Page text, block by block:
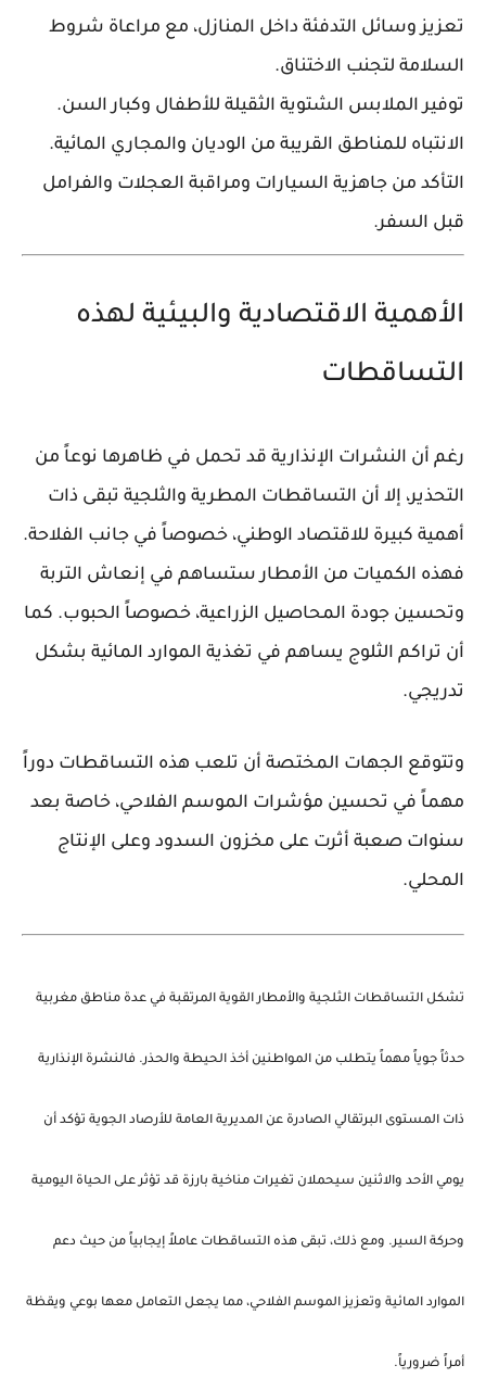
تعزيز وسائل التدفئة داخل المنازل، مع مراعاة شروط
السلامة لتجنب الاختناق.
توفير الملابس الشتوية الثقيلة للأطفال وكبار السن.
الانتباه للمناطق القريبة من الوديان والمجاري المائية.
التأكد من جاهزية السيارات ومراقبة العجلات والفرامل
قبل السفر.
الأهمية الاقتصادية والبيئية لهذه
التساقطات
رغم أن النشرات الإنذارية قد تحمل في ظاهرها نوعاً من
التحذير، إلا أن التساقطات المطرية والثلجية تبقى ذات
أهمية كبيرة للاقتصاد الوطني، خصوصاً في جانب الفلاحة.
فهذه الكميات من الأمطار ستساهم في إنعاش التربة
وتحسين جودة المحاصيل الزراعية، خصوصاً الحبوب. كما
أن تراكم الثلوج يساهم في تغذية الموارد المائية بشكل
تدريجي.
وتتوقع الجهات المختصة أن تلعب هذه التساقطات دوراً
مهماً في تحسين مؤشرات الموسم الفلاحي، خاصة بعد
سنوات صعبة أثرت على مخزون السدود وعلى الإنتاج
المحلي.
تشكل التساقطات الثلجية والأمطار القوية المرتقبة في عدة مناطق مغربية
حدثاً جوياً مهماً يتطلب من المواطنين أخذ الحيطة والحذر. فالنشرة الإنذارية
ذات المستوى البرتقالي الصادرة عن المديرية العامة للأرصاد الجوية تؤكد أن
يومي الأحد والاثنين سيحملان تغيرات مناخية بارزة قد تؤثر على الحياة اليومية
وحركة السير. ومع ذلك، تبقى هذه التساقطات عاملاً إيجابياً من حيث دعم
الموارد المائية وتعزيز الموسم الفلاحي، مما يجعل التعامل معها بوعي ويقظة
أمراً ضرورياً.